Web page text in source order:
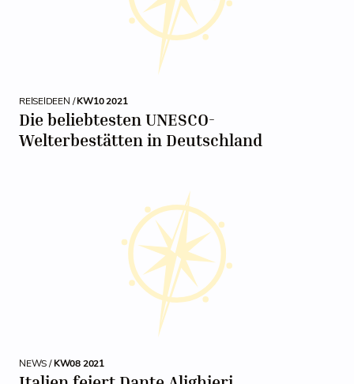
REISEIDEEN /KW10 2021
Die beliebtesten UNESCO-
Welterbestätten in Deutschland
NEWS /KW08 2021